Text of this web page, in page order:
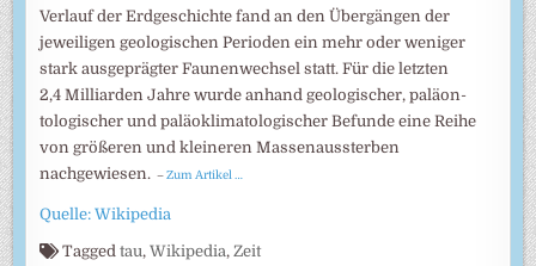
Ver­lauf der Erdge­schichte fand an den Über­gängen der
jewei­ligen geologi­schen Perio­den ein mehr oder weni­ger
stark ausge­prägter Faunen­wechsel statt. Für die letzten
2,4 Milliar­den Jahre wurde an­hand geologi­scher, paläon­
tologi­scher und paläo­klimato­logi­scher Befunde eine Reihe
von größe­ren und kleine­ren Massen­ausster­ben
nachgewiesen. –Zum Artikel …
Quelle: Wikipedia
Taggedtau,Wikipedia, Zeit